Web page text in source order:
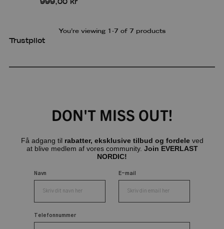
999,00 kr
You’re viewing 1-7 of 7 products
Trustpilot
DON'T MISS OUT!
Få adgang til rabatter, eksklusive tilbud og fordele ved
at blive medlem af vores community. Join EVERLAST
NORDIC!
Navn E-mail
Telefonnummer